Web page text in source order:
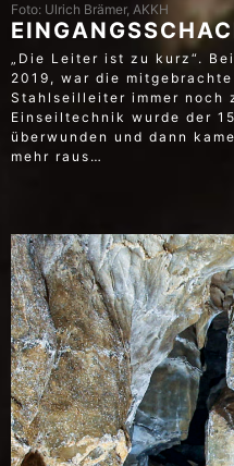
Foto: Ulrich Brämer, AKKH
„Die Leiter ist zu kurz“.
2019, war die
Stahlseilleiter immer noch
Einseiltechnik wurde der
überwunden und dann
mehr raus…